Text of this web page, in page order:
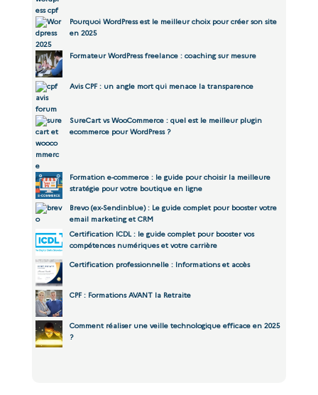
Pourquoi WordPress est le meilleur choix pour créer son site
en 2025
Formateur WordPress freelance : coaching sur mesure
Avis CPF : un angle mort qui menace la transparence
SureCart vs WooCommerce : quel est le meilleur plugin
ecommerce pour WordPress ?
Formation e-commerce : le guide pour choisir la meilleure
stratégie pour votre boutique en ligne
Brevo (ex-Sendinblue) : Le guide complet pour booster votre
email marketing et CRM
Certification ICDL : le guide complet pour booster vos
compétences numériques et votre carrière
Certification professionnelle : Informations et accès
CPF : Formations AVANT la Retraite
Comment réaliser une veille technologique efficace en 2025
?